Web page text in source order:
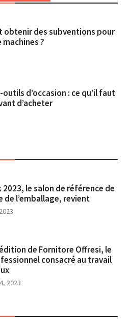
obtenir des subventions pour
machines ?
outils d’occasion : ce qu’il faut
d’acheter
le salon de référence de
de l’emballage, revient
de Fornitore Offresi, le
consacré au travail
2023